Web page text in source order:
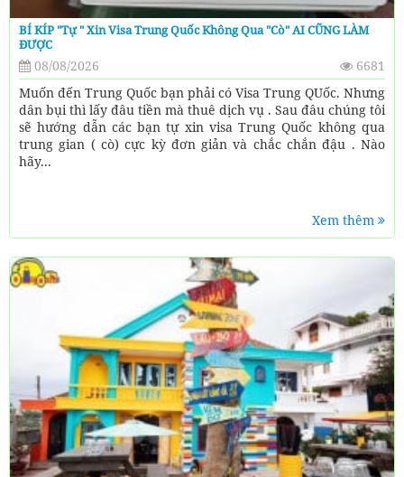
BÍ KÍP "Tự " Xin Visa Trung Quốc Không Qua "cò" AI CŨNG LÀM
ĐƯỢC
08/08/2026
6681
Muốn đến Trung Quốc bạn phải có Visa Trung QUốc. Nhưng
dân bụi thì lấy đâu tiền mà thuê dịch vụ . Sau đâu chúng tôi
sẽ hướng dẫn các bạn tự xin visa Trung Quốc không qua
trung gian ( cò) cực kỳ đơn giản và chắc chắn đậu . Nào
hãy...
Xem thêm